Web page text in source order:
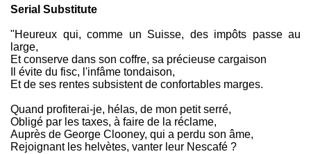
Serial Substitute
"Heureux qui, comme un Suisse, des impôts passe au
large,
Et conserve dans son coffre, sa précieuse cargaison
Il évite du fisc, l'infâme tondaison,
Et de ses rentes subsistent de confortables marges.
Quand profiterai-je, hélas, de mon petit serré,
Obligé par les taxes, à faire de la réclame,
Auprès de George Clooney, qui a perdu son âme,
Rejoignant les helvètes, vanter leur Nescafé ?